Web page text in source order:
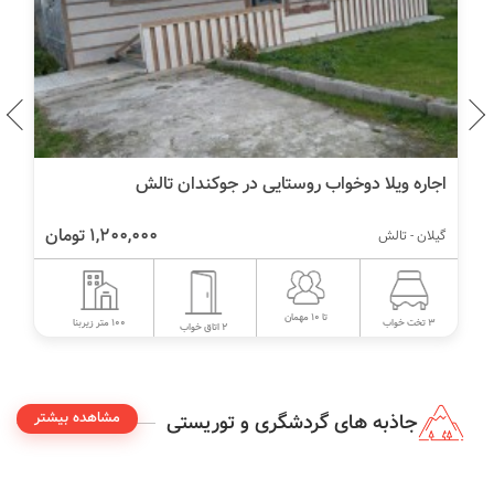
اجاره ویلا دوخواب روستایی در جوکندان تالش
1,200,000 تومان گیلان - تالش
3 تخت خواب تا 10 مهمان
2 اتاق خواب 100 متر زیربنا
جاذبه های گردشگری و توریستی مشاهده بیشتر